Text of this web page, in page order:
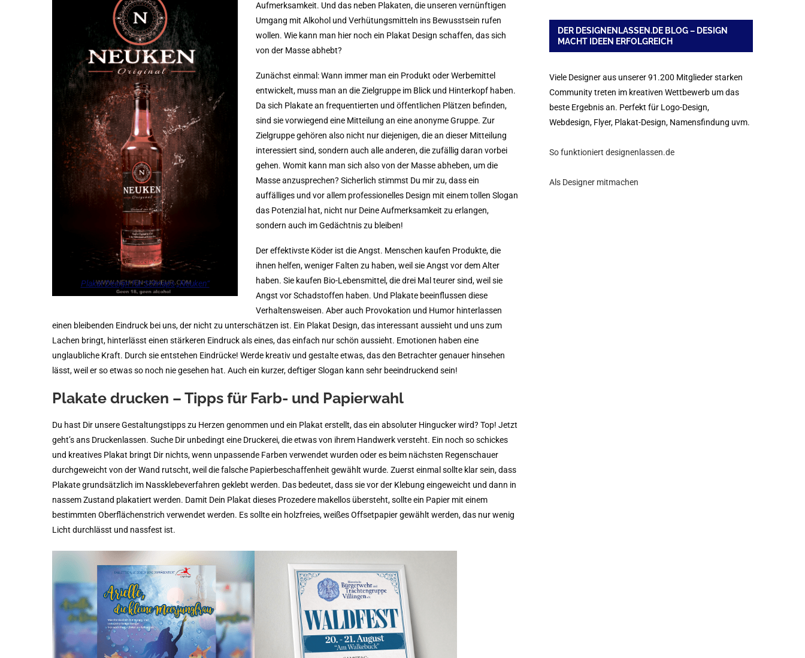
Plakat Design für Schnaps „Neuken“
Aufmerksamkeit. Und das neben Plakaten, die unseren vernünftigen
Umgang mit Alkohol und Verhütungsmitteln ins Bewusstsein rufen
wollen. Wie kann man hier noch ein Plakat Design schaffen, das sich
von der Masse abhebt?
Zunächst einmal: Wann immer man ein Produkt oder Werbemittel
entwickelt, muss man an die Zielgruppe im Blick und Hinterkopf haben.
Da sich Plakate an frequentierten und öffentlichen Plätzen befinden,
sind sie vorwiegend eine Mitteilung an eine anonyme Gruppe. Zur
Zielgruppe gehören also nicht nur diejenigen, die an dieser Mitteilung
interessiert sind, sondern auch alle anderen, die zufällig daran vorbei
gehen. Womit kann man sich also von der Masse abheben, um die
Masse anzusprechen? Sicherlich stimmst Du mir zu, dass ein
auffälliges und vor allem professionelles Design mit einem tollen Slogan
das Potenzial hat, nicht nur Deine Aufmerksamkeit zu erlangen,
sondern auch im Gedächtnis zu bleiben!
Der effektivste Köder ist die Angst. Menschen kaufen Produkte, die
ihnen helfen, weniger Falten zu haben, weil sie Angst vor dem Alter
haben. Sie kaufen Bio-Lebensmittel, die drei Mal teurer sind, weil sie
Angst vor Schadstoffen haben. Und Plakate beeinflussen diese
Verhaltensweisen. Aber auch Provokation und Humor hinterlassen
einen bleibenden Eindruck bei uns, der nicht zu unterschätzen ist. Ein Plakat Design, das interessant aussieht und uns zum
Lachen bringt, hinterlässt einen stärkeren Eindruck als eines, das einfach nur schön aussieht. Emotionen haben eine
unglaubliche Kraft. Durch sie entstehen Eindrücke! Werde kreativ und gestalte etwas, das den Betrachter genauer hinsehen
lässt, weil er so etwas so noch nie gesehen hat. Auch ein kurzer, deftiger Slogan kann sehr beeindruckend sein!
Plakate drucken – Tipps für Farb- und Papierwahl
Du hast Dir unsere Gestaltungstipps zu Herzen genommen und ein Plakat erstellt, das ein absoluter Hingucker wird? Top! Jetzt
geht’s ans Druckenlassen. Suche Dir unbedingt eine Druckerei, die etwas von ihrem Handwerk versteht. Ein noch so schickes
und kreatives Plakat bringt Dir nichts, wenn unpassende Farben verwendet wurden oder es beim nächsten Regenschauer
durchgeweicht von der Wand rutscht, weil die falsche Papierbeschaffenheit gewählt wurde. Zuerst einmal sollte klar sein, dass
Plakate grundsätzlich im Nassklebeverfahren geklebt werden. Das bedeutet, dass sie vor der Klebung eingeweicht und dann in
nassem Zustand plakatiert werden. Damit Dein Plakat dieses Prozedere makellos übersteht, sollte ein Papier mit einem
bestimmten Oberflächenstrich verwendet werden. Es sollte ein holzfreies, weißes Offsetpapier gewählt werden, das nur wenig
Licht durchlässt und nassfest ist.
DER DESIGNENLASSEN.DE BLOG – DESIGN
MACHT IDEEN ERFOLGREICH
Viele Designer aus unserer 91.200 Mitglieder starken
Community treten im kreativen Wettbewerb um das
beste Ergebnis an. Perfekt für Logo-Design,
Webdesign, Flyer, Plakat-Design, Namensfindung uvm.
So funktioniert designenlassen.de
Als Designer mitmachen